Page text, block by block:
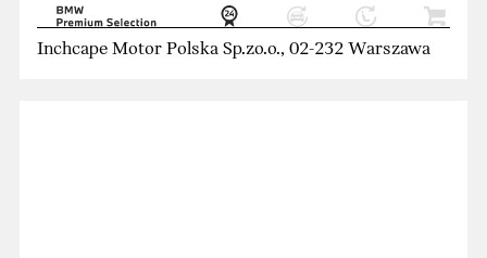
Inchcape Motor Polska Sp.zo.o., 02-232 Warszawa